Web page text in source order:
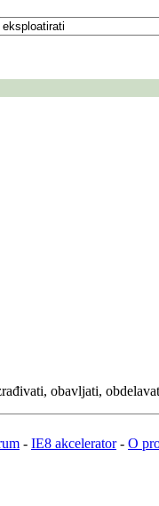
obavljati,
- IE8 akcelerator- O